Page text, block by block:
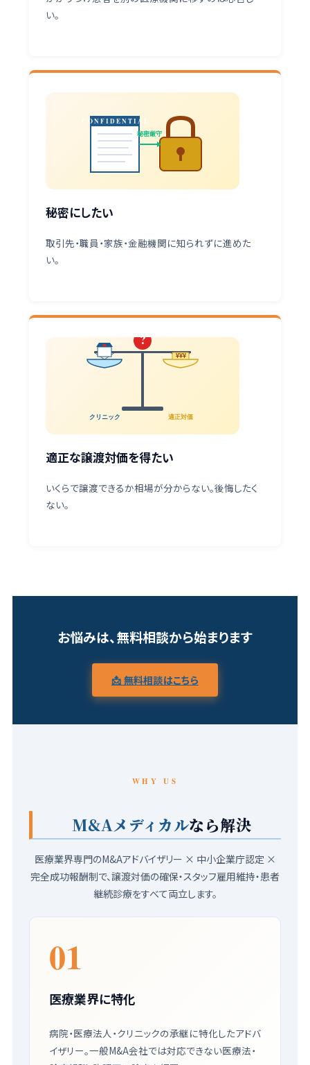
い。
CONFIDENTIAL
秘密厳守
秘密にしたい
取引先・職員・家族・金融機関に知られずに進めた
い。
¥¥¥
?
クリニック 適正対価
適正な譲渡対価を得たい
いくらで譲渡できるか相場が分からない。後悔したく
ない。
お悩みは、無料相談から始まります
📩 無料相談はこちら
WHY US
M&Aメディカルなら解決
医療業界専門のM&Aアドバイザリー × 中小企業庁認定 ×
完全成功報酬制で、譲渡対価の確保・スタッフ雇用維持・患者
継続診療をすべて両立します。
01
医療業界に特化
病院・医療法人・クリニックの承継に特化したアドバ
イザリー。一般M&A会社では対応できない医療法・